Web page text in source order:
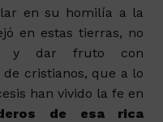
en su homilía a la
en estas tierras, no
y dar fruto con
de cristianos, que a lo
han vivido la fe en
de esa rica